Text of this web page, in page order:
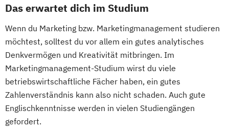
Das erwartet dich im Studium
Wenn du Marketing bzw. Marketingmanagement studieren
möchtest, solltest du vor allem ein gutes analytisches
Denkvermögen und Kreativität mitbringen. Im
Marketingmanagement-Studium wirst du viele
betriebswirtschaftliche Fächer haben, ein gutes
Zahlenverständnis kann also nicht schaden. Auch gute
Englischkenntnisse werden in vielen Studiengängen
gefordert.